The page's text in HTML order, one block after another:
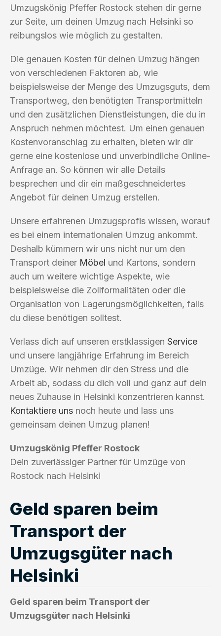
Umzugskönig Pfeffer Rostock stehen dir gerne
zur Seite, um deinen Umzug nach Helsinki so
reibungslos wie möglich zu gestalten.
Die genauen Kosten für deinen Umzug hängen
von verschiedenen Faktoren ab, wie
beispielsweise der Menge des Umzugsguts, dem
Transportweg, den benötigten Transportmitteln
und den zusätzlichen Dienstleistungen, die du in
Anspruch nehmen möchtest. Um einen genauen
Kostenvoranschlag zu erhalten, bieten wir dir
gerne eine kostenlose und unverbindliche Online-
Anfrage an. So können wir alle Details
besprechen und dir ein maßgeschneidertes
Angebot für deinen Umzug erstellen.
Unsere erfahrenen Umzugsprofis wissen, worauf
es bei einem internationalen Umzug ankommt.
Deshalb kümmern wir uns nicht nur um den
Transport deiner Möbel und Kartons, sondern
auch um weitere wichtige Aspekte, wie
beispielsweise die Zollformalitäten oder die
Organisation von Lagerungsmöglichkeiten, falls
du diese benötigen solltest.
Verlass dich auf unseren erstklassigen Service
und unsere langjährige Erfahrung im Bereich
Umzüge. Wir nehmen dir den Stress und die
Arbeit ab, sodass du dich voll und ganz auf dein
neues Zuhause in Helsinki konzentrieren kannst.
Kontaktiere uns noch heute und lass uns
gemeinsam deinen Umzug planen!
Umzugskönig Pfeffer Rostock
Dein zuverlässiger Partner für Umzüge von
Rostock nach Helsinki
Geld sparen beim
Transport der
Umzugsgüter nach
Helsinki
Geld sparen beim Transport der
Umzugsgüter nach Helsinki